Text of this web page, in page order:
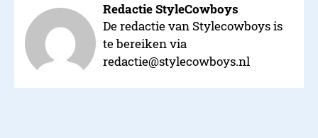
Redactie StyleCowboys
De redactie van Stylecowboys is
te bereiken via
redactie@stylecowboys.nl